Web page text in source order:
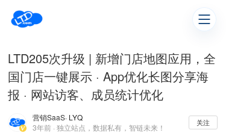
LTD205次升级 | 新增门店地图应用，全
国门店一键展示 · App优化长图分享海
报 · ​网站访客、成员统计优化
营销SaaS· LYQ
3年前 · 独立站点，数据私有，智链未来！
关注